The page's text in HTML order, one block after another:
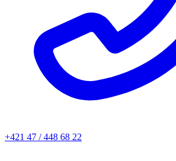
+421 47 / 448 68 22